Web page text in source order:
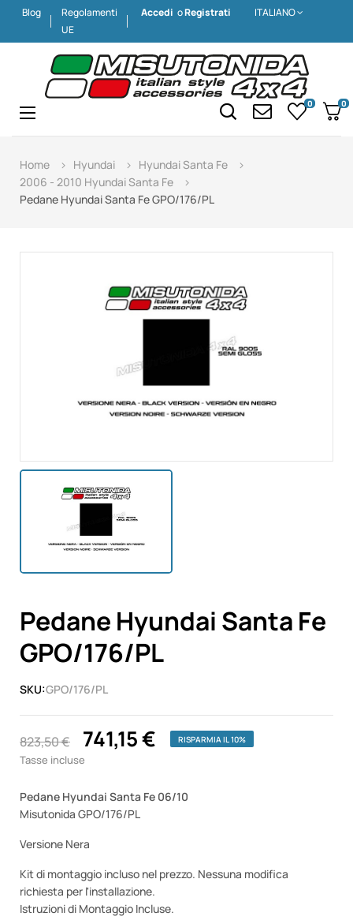
ITALIANO
Blog
Regolamenti
UE
Accedi oRegistrati
Navigazione
☰ 0 0
Home Hyundai
Hyundai Santa Fe
2006 - 2010 Hyundai Santa Fe
Pedane Hyundai Santa Fe GPO/176/PL
Pedane Hyundai Santa Fe
GPO/176/PL
SKU:GPO/176/PL
823,50 € 741,15 € RISPARMIA IL 10%
Tasse incluse
Pedane Hyundai Santa Fe 06/10
Misutonida GPO/176/PL
Versione Nera
Kit di montaggio incluso nel prezzo. Nessuna modifica
richiesta per l'installazione.
Istruzioni di Montaggio Incluse.